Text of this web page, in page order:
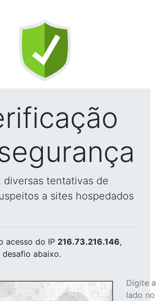
diversas tentativas de
a sites hospedados
acesso do IP 216.73.216.146,
abaixo.
Digite
lado no